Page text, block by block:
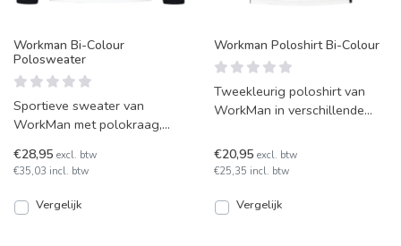
Workman Bi-Colour
Polosweater
Sportieve sweater van
WorkMan met polokraag,
colour combinaties met
steunkl
€28,95 excl. btw
€35,03 incl. btw
Vergelijk
Workman Poloshirt Bi-Colour
Tweekleurig poloshirt van
WorkMan in verschillende
traditionele kraag (voorzien
€20,95 excl. btw
€25,35 incl. btw
Vergelijk